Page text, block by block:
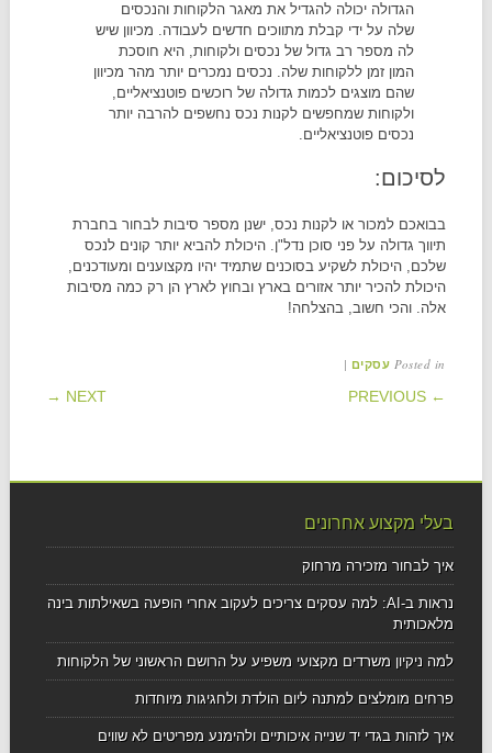
הגדולה יכולה להגדיל את מאגר הלקוחות והנכסים
שלה על ידי קבלת מתווכים חדשים לעבודה. מכיוון שיש
לה מספר רב גדול של נכסים ולקוחות, היא חוסכת
המון זמן ללקוחות שלה. נכסים נמכרים יותר מהר מכיוון
שהם מוצגים לכמות גדולה של רוכשים פוטנציאליים,
ולקוחות שמחפשים לקנות נכס נחשפים להרבה יותר
נכסים פוטנציאליים.
לסיכום:
בבואכם למכור או לקנות נכס, ישנן מספר סיבות לבחור בחברת
תיווך גדולה על פני סוכן נדל"ן. היכולת להביא יותר קונים לנכס
שלכם, היכולת לשקיע בסוכנים שתמיד יהיו מקצוענים ומעודכנים,
היכולת להכיר יותר אזורים בארץ ובחוץ לארץ הן רק כמה מסיבות
אלה. והכי חשוב, בהצלחה!
Posted in עסקים |
POST NAVIGATION
← PREVIOUS
NEXT →
בעלי מקצוע אחרונים
איך לבחור מזכירה מרחוק
נראות ב-AI: למה עסקים צריכים לעקוב אחרי הופעה בשאילתות בינה
מלאכותית
למה ניקיון משרדים מקצועי משפיע על הרושם הראשוני של הלקוחות
פרחים מומלצים למתנה ליום הולדת ולחגיגות מיוחדות
איך לזהות בגדי יד שנייה איכותיים ולהימנע מפריטים לא שווים